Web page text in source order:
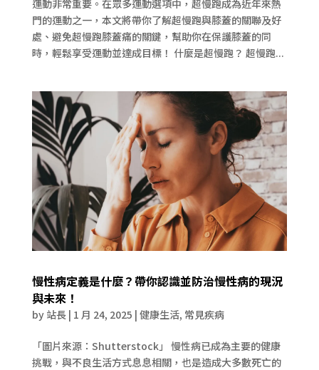
運動非常重要。在眾多運動選項中，超慢跑成為近年來熱
門的運動之一，本文將帶你了解超慢跑與膝蓋的關聯及好
處、避免超慢跑膝蓋痛的關鍵，幫助你在保護膝蓋的同
時，輕鬆享受運動並達成目標！ 什麼是超慢跑？ 超慢跑...
慢性病定義是什麼？帶你認識並防治慢性病的現況
與未來！
by 站長| 1 月 24, 2025 | 健康生活, 常見疾病
「圖片來源：Shutterstock」 慢性病已成為主要的健康
挑戰，與不良生活方式息息相關，也是造成大多數死亡的